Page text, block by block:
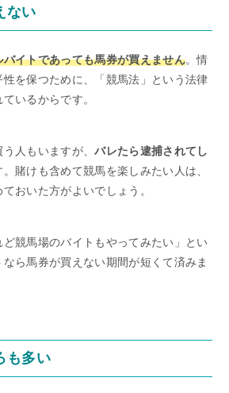
ない
イトであっても馬券が買えません。情
を保つために、「競馬法」という法律
いるからです。
人もいますが、バレたら逮捕されてし
。賭けも含めて競馬を楽しみたい人は、
おいた方がよいでしょう。
ど競馬場のバイトもやってみたい」とい
ら馬券が買えない期間が短くて済みま
も多い